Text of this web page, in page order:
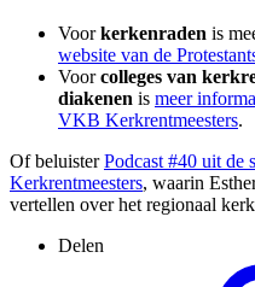
Voorkerkenraden is
website van de
Voorcolleges van
diakenen is meer
VKB Kerkrentmeesters.
Of beluisterPodcast #40 uit de
Kerkrentmeesters, waarin
vertellen over het regionaal
Delen